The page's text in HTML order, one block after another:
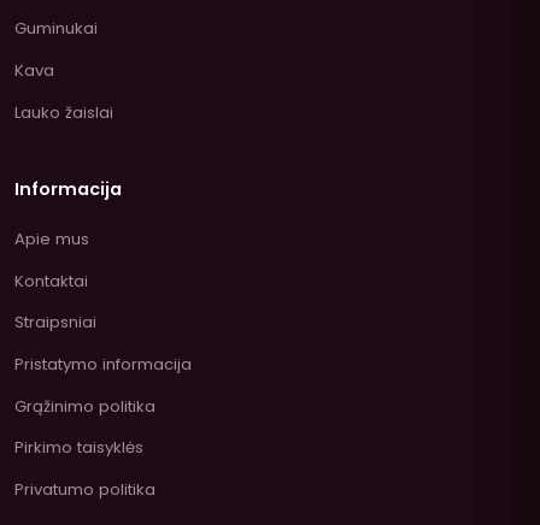
Guminukai
Kava
Lauko žaislai
Informacija
Apie mus
Kontaktai
Straipsniai
Pristatymo informacija
Grąžinimo politika
Pirkimo taisyklės
Privatumo politika